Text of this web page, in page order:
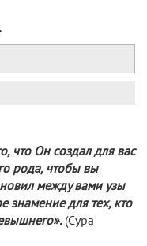
что Он создал для вас
рода, чтобы вы
между вами узы
знамение для тех, кто
(Сура